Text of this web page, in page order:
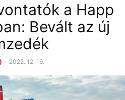
a Happ
Bevált az új
- 2022. 12. 16.